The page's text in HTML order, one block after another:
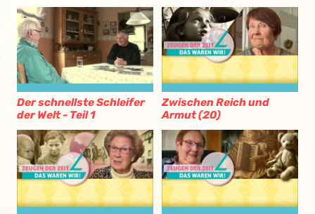
Der schnellste Schleifer
der Welt - Teil 1
Zwischen Reich und
Armut (20)